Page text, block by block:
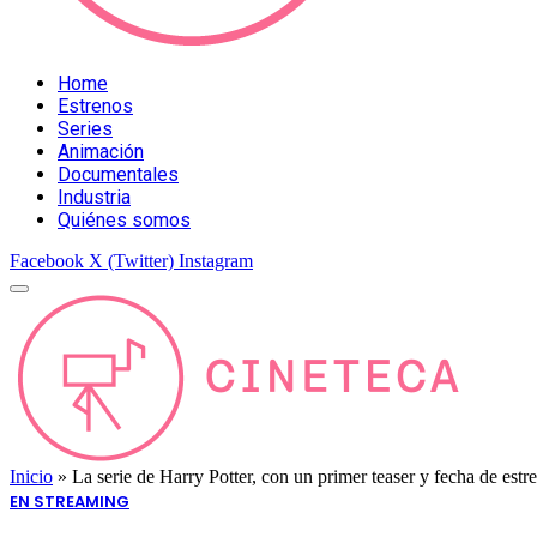
Home
Estrenos
Series
Animación
Documentales
Industria
Quiénes somos
Facebook X (Twitter) Instagram
Inicio » La serie de Harry Potter, con un primer teaser y fecha de
EN STREAMING